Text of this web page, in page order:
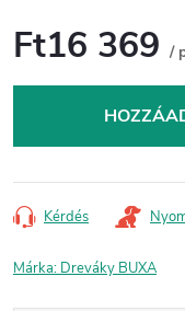
Ft16 369 /
Kérdés
Márka: Dreváky BUXA